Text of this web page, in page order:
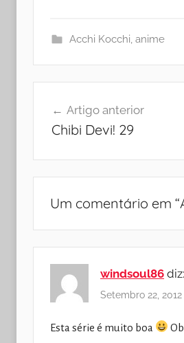
Acchi Kocchi, anime
artigos
Artigo anterior
Chibi Devi! 29
Um comentário em “
windsoul86 diz:
Setembro 22,
Esta série é muito boa